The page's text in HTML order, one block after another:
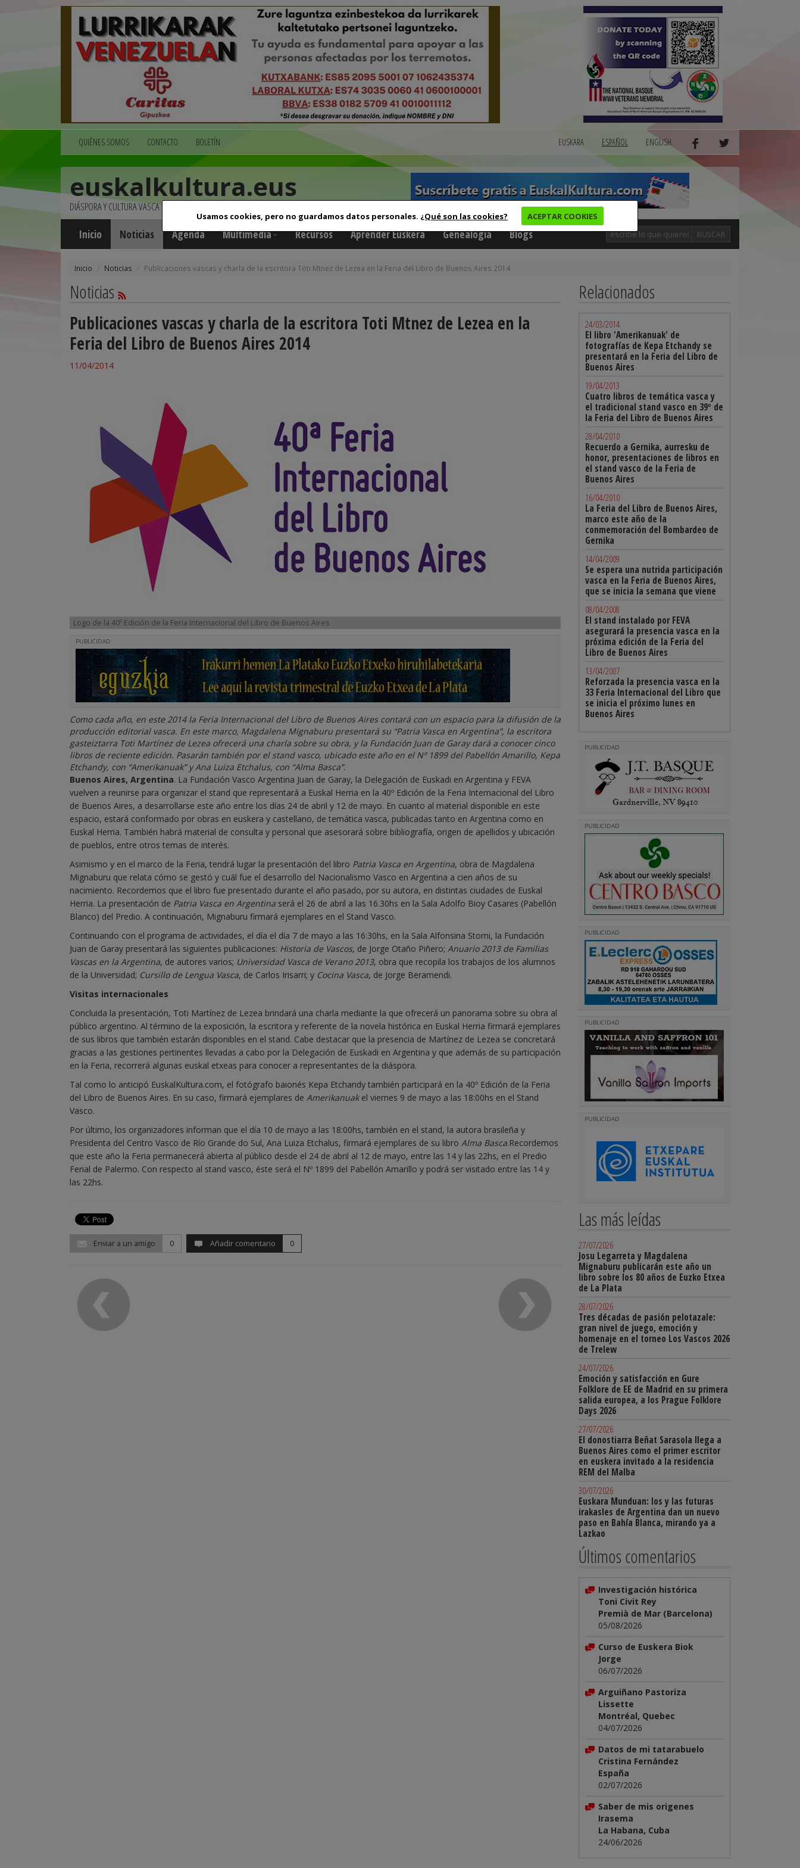
Usamos cookies, pero no guardamos datos personales. ¿Qué son las cookies? ACEPTAR COOKIES
QUIÉNES SOMOS CONTACTO BOLETÍN EUSKARA ESPAÑOL ENGLISH
euskalkultura.eus
DIÁSPORA Y CULTURA VASCA
Inicio Noticias Agenda Multimedia Recursos Aprender Euskera Genealogía Blogs BUSCAR
Inicio Noticias Publicaciones vascas y charla de la escritora Toti Mtnez de Lezea en la Feria del Libro de Buenos Aires 2014
Noticias
Publicaciones vascas y charla de la escritora Toti Mtnez de Lezea en la
Feria del Libro de Buenos Aires 2014
11/04/2014
Logo de la 40º Edición de la Feria Internacional del Libro de Buenos Aires
PUBLICIDAD
Como cada año, en este 2014 la Feria Internacional del Libro de Buenos Aires contará con un espacio para la difusión de la
producción editorial vasca. En este marco, Magdalena Mignaburu presentará su “Patria Vasca en Argentina”, la escritora
gasteiztarra Toti Martínez de Lezea ofrecerá una charla sobre su obra, y la Fundación Juan de Garay dará a conocer cinco
libros de reciente edición. Pasarán también por el stand vasco, ubicado este año en el Nº 1899 del Pabellón Amarillo, Kepa
Etchandy, con “Amerikanuak” y Ana Luiza Etchalus, con “Alma Basca”.
Buenos Aires, Argentina. La Fundación Vasco Argentina Juan de Garay, la Delegación de Euskadi en Argentina y FEVA
vuelven a reunirse para organizar el stand que representará a Euskal Herria en la 40º Edición de la Feria Internacional del Libro
de Buenos Aires, a desarrollarse este año entre los días 24 de abril y 12 de mayo. En cuanto al material disponible en este
espacio, estará conformado por obras en euskera y castellano, de temática vasca, publicadas tanto en Argentina como en
Euskal Herria. También habrá material de consulta y personal que asesorará sobre bibliografía, origen de apellidos y ubicación
de pueblos, entre otros temas de interés.
Asimismo y en el marco de la Feria, tendrá lugar la presentación del libro Patria Vasca en Argentina, obra de Magdalena
Mignaburu que relata cómo se gestó y cuál fue el desarrollo del Nacionalismo Vasco en Argentina a cien años de su
nacimiento. Recordemos que el libro fue presentado durante el año pasado, por su autora, en distintas ciudades de Euskal
Herria. La presentación de Patria Vasca en Argentina será el 26 de abril a las 16.30hs en la Sala Adolfo Bioy Casares (Pabellón
Blanco) del Predio. A continuación, Mignaburu firmará ejemplares en el Stand Vasco.
Continuando con el programa de actividades, el día el día 7 de mayo a las 16:30hs, en la Sala Alfonsina Storni, la Fundación
Juan de Garay presentará las siguientes publicaciones: Historia de Vascos, de Jorge Otaño Piñero; Anuario 2013 de Familias
Vascas en la Argentina, de autores varios; Universidad Vasca de Verano 2013, obra que recopila los trabajos de los alumnos
de la Universidad; Cursillo de Lengua Vasca, de Carlos Irisarri; y Cocina Vasca, de Jorge Beramendi.
Visitas internacionales
Concluida la presentación, Toti Martínez de Lezea brindará una charla mediante la que ofrecerá un panorama sobre su obra al
público argentino. Al término de la exposición, la escritora y referente de la novela histórica en Euskal Herria firmará ejemplares
de sus libros que también estarán disponibles en el stand. Cabe destacar que la presencia de Martínez de Lezea se concretará
gracias a las gestiones pertinentes llevadas a cabo por la Delegación de Euskadi en Argentina y que además de su participación
en la Feria, recorrerá algunas euskal etxeas para conocer a representantes de la diáspora.
Tal como lo anticipó EuskalKultura.com, el fotógrafo baionés Kepa Etchandy también participará en la 40º Edición de la Feria
del Libro de Buenos Aires. En su caso, firmará ejemplares de Amerikanuakel viernes 9 de mayo a las 18:00hs en el Stand
Vasco.
Por último, los organizadores informan que el día 10 de mayo a las 18:00hs, también en el stand, la autora brasileña y
Presidenta del Centro Vasco de Río Grande do Sul, Ana Luiza Etchalus, firmará ejemplares de su libro Alma Basca.Recordemos
que este año la Feria permanecerá abierta al público desde el 24 de abril al 12 de mayo, entre las 14 y las 22hs, en el Predio
Ferial de Palermo. Con respecto al stand vasco, éste será el Nº 1899 del Pabellón Amarillo y podrá ser visitado entre las 14 y
las 22hs.
Enviar a un amigo 0 Añadir comentario 0
Relacionados
24/03/2014
El libro 'Amerikanuak' de
fotografías de Kepa Etchandy se
presentará en la Feria del Libro de
Buenos Aires
19/04/2013
Cuatro libros de temática vasca y
el tradicional stand vasco en 39º de
la Feria del Libro de Buenos Aires
28/04/2010
Recuerdo a Gernika, aurresku de
honor, presentaciones de libros en
el stand vasco de la Feria de
Buenos Aires
16/04/2010
La Feria del Libro de Buenos Aires,
marco este año de la
conmemoración del Bombardeo de
Gernika
14/04/2009
Se espera una nutrida participación
vasca en la Feria de Buenos Aires,
que se inicia la semana que viene
08/04/2008
El stand instalado por FEVA
asegurará la presencia vasca en la
próxima edición de la Feria del
Libro de Buenos Aires
13/04/2007
Reforzada la presencia vasca en la
33 Feria Internacional del Libro que
se inicia el próximo lunes en
Buenos Aires
PUBLICIDAD
PUBLICIDAD
PUBLICIDAD
PUBLICIDAD
PUBLICIDAD
Las más leídas
27/07/2026
Josu Legarreta y Magdalena
Mignaburu publicarán este año un
libro sobre los 80 años de Euzko Etxea
de La Plata
28/07/2026
Tres décadas de pasión pelotazale:
gran nivel de juego, emoción y
homenaje en el torneo Los Vascos 2026
de Trelew
24/07/2026
Emoción y satisfacción en Gure
Folklore de EE de Madrid en su primera
salida europea, a los Prague Folklore
Days 2026
27/07/2026
El donostiarra Beñat Sarasola llega a
Buenos Aires como el primer escritor
en euskera invitado a la residencia
REM del Malba
30/07/2026
Euskara Munduan: los y las futuras
irakasles de Argentina dan un nuevo
paso en Bahía Blanca, mirando ya a
Lazkao
Últimos comentarios
Investigación histórica
Toni Civit Rey
Premià de Mar (Barcelona)
05/08/2026
Curso de Euskera Biok
Jorge
06/07/2026
Arguiñano Pastoriza
Lissette
Montréal, Quebec
04/07/2026
Datos de mi tatarabuelo
Cristina Fernández
España
02/07/2026
Saber de mis origenes
Irasema
La Habana, Cuba
24/06/2026